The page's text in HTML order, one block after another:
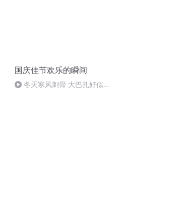
国庆佳节欢乐的瞬间
冬天寒风刺骨 大巴扎好似温